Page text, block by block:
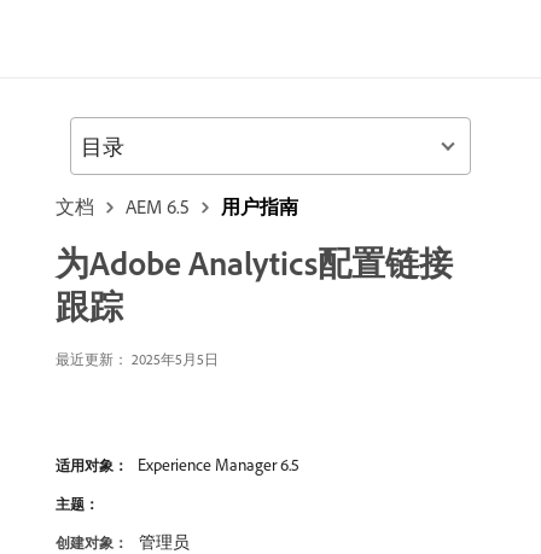
文档 AEM 6.5 用户指南
为Adobe Analytics配置链接
跟踪
最近更新： 2025年5月5日
适用对象： Experience Manager 6.5
主题：
创建对象： 管理员
目录